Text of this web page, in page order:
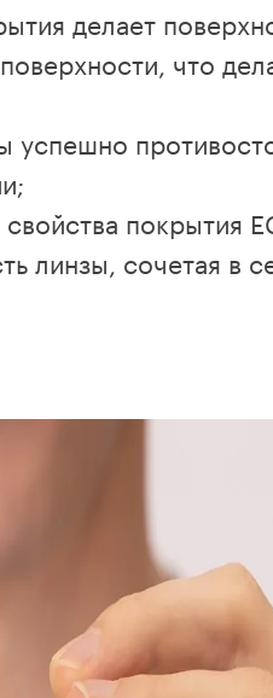
делает
что
успешно
покрытия
линзы, сочетая в